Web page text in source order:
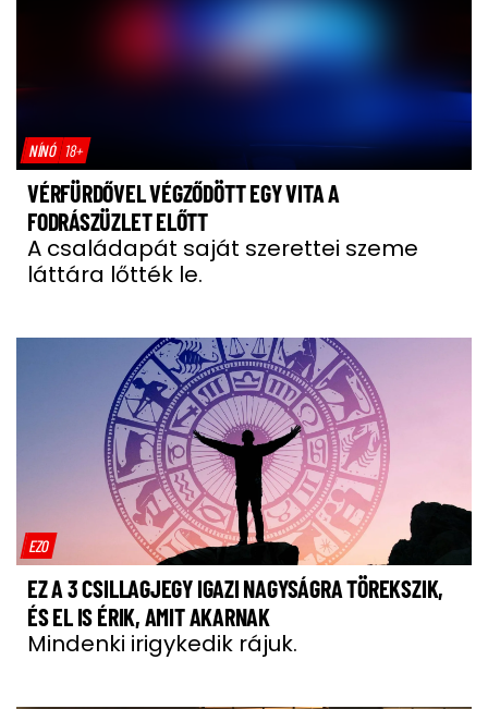
NÍNÓ 18+
VÉRFÜRDŐVEL VÉGZŐDÖTT EGY VITA A
FODRÁSZÜZLET ELŐTT
A családapát saját szerettei szeme
láttára lőtték le.
EZO
EZ A 3 CSILLAGJEGY IGAZI NAGYSÁGRA TÖREKSZIK,
ÉS EL IS ÉRIK, AMIT AKARNAK
Mindenki irigykedik rájuk.